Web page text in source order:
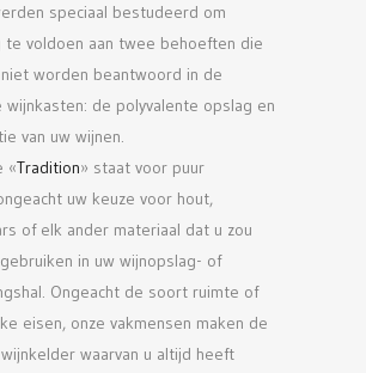
speciaal bestudeerd om
te voldoen aan twee behoeften die
worden beantwoord in de
de polyvalente opslag en
van uw wijnen.
«Tradition» staat voor puur
uw keuze voor hout,
of elk ander materiaal dat u zou
in uw wijnopslag- of
Ongeacht de soort ruimte of
eisen, onze vakmensen maken de
waarvan u altijd heeft